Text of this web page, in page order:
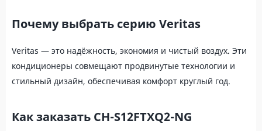
Почему выбрать серию Veritas
Veritas — это надёжность, экономия и чистый воздух. Эти
кондиционеры совмещают продвинутые технологии и
стильный дизайн, обеспечивая комфорт круглый год.
Как заказать CH-S12FTXQ2-NG